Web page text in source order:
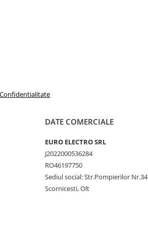
DATE COMERCIALE
EURO ELECTRO SRL
J2022000536284
RO46197750
Sediul social: Str.Pompierilor Nr.34
Scornicesti, Olt